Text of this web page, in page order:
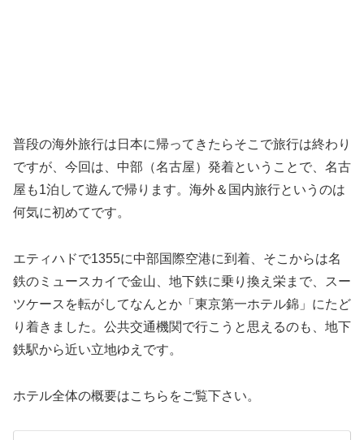
普段の海外旅行は日本に帰ってきたらそこで旅行は終わり
ですが、今回は、中部（名古屋）発着ということで、名古
屋も1泊して遊んで帰ります。海外＆国内旅行というのは
何気に初めてです。
エティハドで1355に中部国際空港に到着、そこからは名
鉄のミュースカイで金山、地下鉄に乗り換え栄まで、スー
ツケースを転がしてなんとか「東京第一ホテル錦」にたど
り着きました。公共交通機関で行こうと思えるのも、地下
鉄駅から近い立地ゆえです。
ホテル全体の概要はこちらをご覧下さい。